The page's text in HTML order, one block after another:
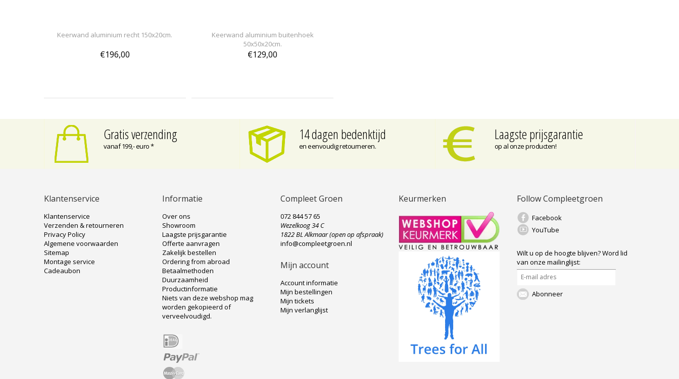
Keerwand aluminium recht 150x20cm.
€196,00
Keerwand aluminium buitenhoek
50x50x20cm.
€129,00
Gratis verzending
vanaf 199,- euro *
14 dagen bedenktijd
en eenvoudig retourneren.
Laagste prijsgarantie
op al onze producten!
Klantenservice
Klantenservice
Verzenden & retourneren
Privacy Policy
Algemene voorwaarden
Sitemap
Montage service
Cadeaubon
Informatie
Over ons
Showroom
Laagste prijsgarantie
Offerte aanvragen
Zakelijk bestellen
Ordering from abroad
Betaalmethoden
Duurzaamheid
Productinformatie
Niets van deze webshop mag
worden gekopieerd of
verveelvoudigd.
Compleet Groen
072 844 57 65
Wezelkoog 34 C
1822 BL Alkmaar (open op afspraak)
info@compleetgroen.nl
Mijn account
Account informatie
Mijn bestellingen
Mijn tickets
Mijn verlanglijst
Keurmerken Follow Compleetgroen
Facebook
YouTube
Wilt u op de hoogte blijven?Word lid
van onze mailinglijst:
Abonneer